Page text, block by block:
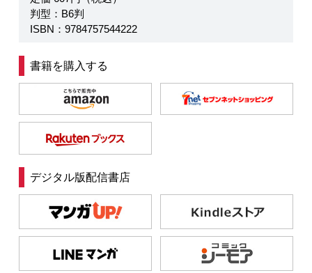
判型：B6判
ISBN：9784757544222
書籍を購入する
デジタル版配信書店